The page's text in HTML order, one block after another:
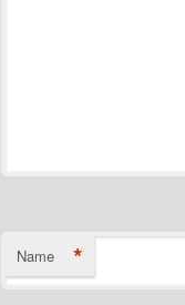
Name *